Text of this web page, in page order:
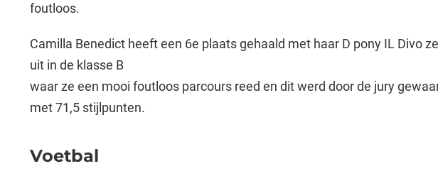
foutloos.
Camilla Benedict heeft een 6e plaats gehaald met haar D pony IL Divo
uit in de klasse B
waar ze een mooi foutloos parcours reed en dit werd door de jury
met 71,5 stijlpunten.
Voetbal